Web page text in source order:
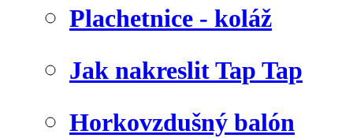
Plachetnice - koláž
Jak nakreslit Tap Tap
Horkovzdušný balón